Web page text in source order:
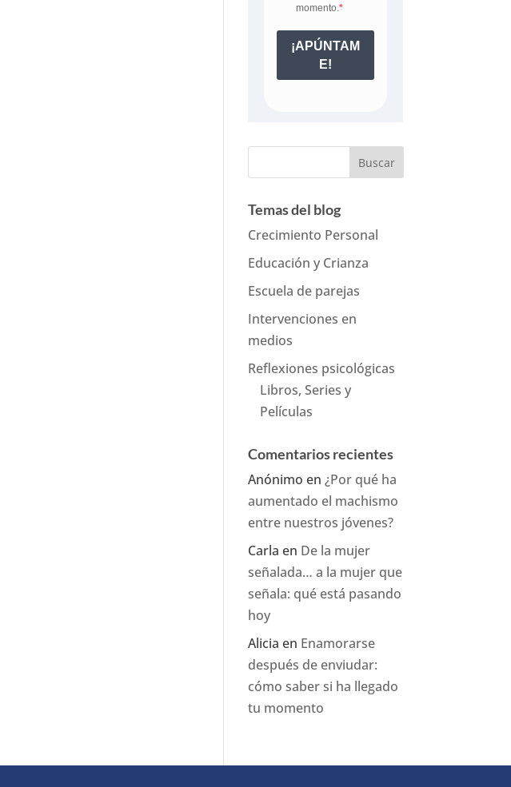
Temas del blog
Crecimiento Personal
Educación y Crianza
Escuela de parejas
Intervenciones en
medios
Reflexiones psicológicas
Libros, Series y
Películas
Comentarios recientes
Anónimo en¿Por qué ha
aumentado el machismo
entre nuestros jóvenes?
Carla en De la mujer
señalada… a la mujer que
señala: qué está pasando
hoy
Alicia en Enamorarse
después de enviudar:
cómo saber si ha llegado
tu momento